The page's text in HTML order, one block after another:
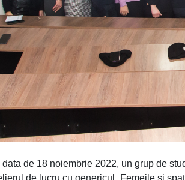
data de 18 noiembrie 2022, un grup de
de lucru cu genericul „Femeile şi